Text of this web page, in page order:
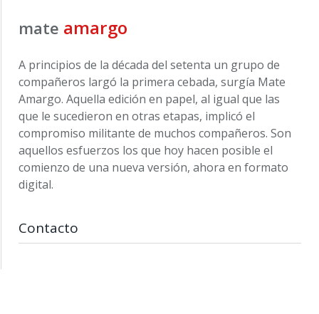
mate amargo
A principios de la década del setenta un grupo de
compañeros largó la primera cebada, surgía Mate
Amargo. Aquella edición en papel, al igual que las
que le sucedieron en otras etapas, implicó el
compromiso militante de muchos compañeros. Son
aquellos esfuerzos los que hoy hacen posible el
comienzo de una nueva versión, ahora en formato
digital.
Contacto